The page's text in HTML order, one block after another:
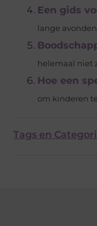
Een gids
lange
helemaal niet
Hoe een
om kinderen
Tags en